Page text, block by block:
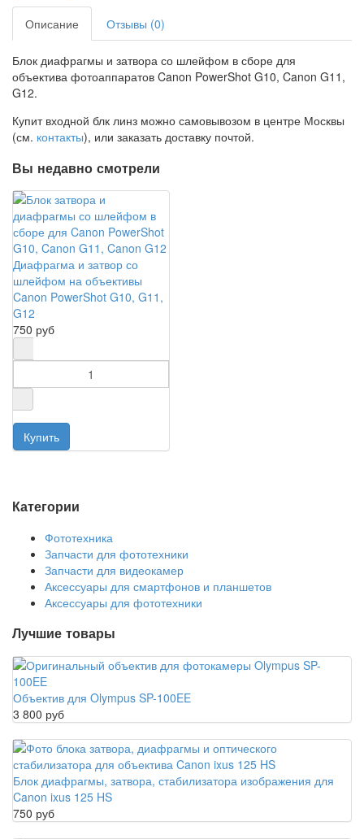
Описание Отзывы (0)
Блок диафрагмы и затвора со шлейфом в сборе для
объектива фотоаппаратов Canon PowerShot G10, Canon G11,
G12.
Купит входной блк линз можно самовывозом в центре Москвы
(см. контакты), или заказать доставку почтой.
Вы недавно смотрели
Диафрагма и затвор со
шлейфом на объективы
Canon PowerShot G10, G11,
G12
750 руб
Категории
Фототехника
Запчасти для фототехники
Запчасти для видеокамер
Аксессуары для смартфонов и планшетов
Аксессуары для фототехники
Лучшие товары
Объектив для Olympus SP-100EE
3 800 руб
Блок диафрагмы, затвора, стабилизатора изображения для
Canon ixus 125 HS
750 руб